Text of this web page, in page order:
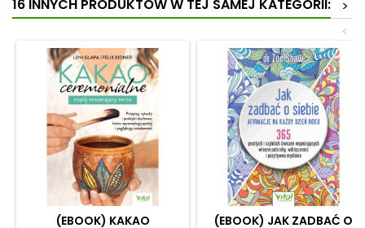
16 INNYCH PRODUKTÓW W TEJ SAMEJ KATEGORII:
>
<
(EBOOK) KAKAO
(EBOOK) JAK ZADBAĆ O